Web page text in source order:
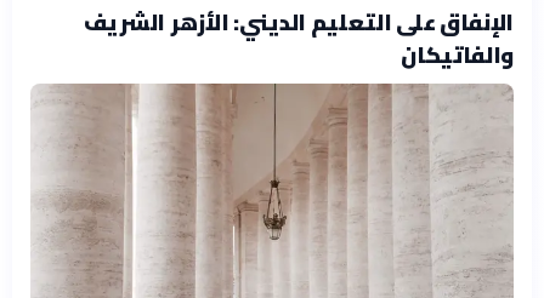
الإنفاق على التعليم الديني: الأزهر الشريف
والفاتيكان